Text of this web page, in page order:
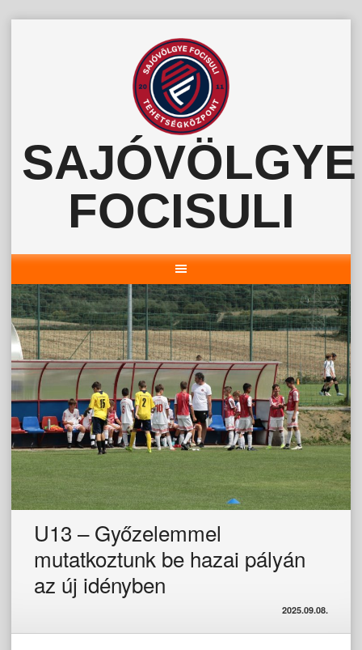
SAJÓVÖLGYE
FOCISULI
U13 – Győzelemmel
mutatkoztunk be hazai pályán
az új idényben
2025.09.08.